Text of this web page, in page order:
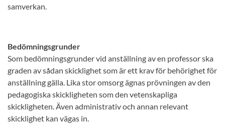
samverkan.
Bedömningsgrunder
Som bedömningsgrunder vid anställning av en professor ska
graden av sådan skicklighet som är ett krav för behörighet för
anställning gälla. Lika stor omsorg ägnas prövningen av den
pedagogiska skickligheten som den vetenskapliga
skickligheten. Även administrativ och annan relevant
skicklighet kan vägas in.